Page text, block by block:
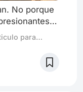
No porque
sino
y te
para mí.
# articulo para el desafio